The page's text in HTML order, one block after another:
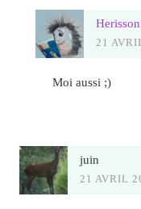
Herisson
21
Moi aussi ;)
juin
21 AVRIL